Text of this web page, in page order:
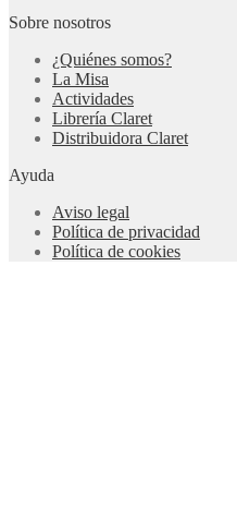
Sobre nosotros
¿Quiénes somos?
La Misa
Actividades
Librería Claret
Distribuidora Claret
Ayuda
Aviso legal
Política de privacidad
Política de cookies